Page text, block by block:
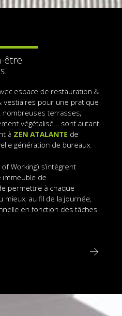
être
espace de restauration &
vestiaires pour une pratique
terrasses,
végétalisé… sont autant
à ZEN ATALANTE de
génération de bureaux.
Working) s’intègrent
immeuble de
permettre à chaque
mieux, au fil de la journée,
en fonction des tâches